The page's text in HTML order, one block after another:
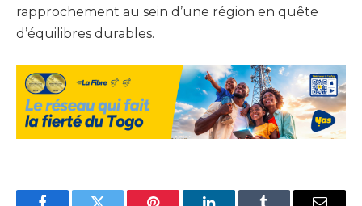
rapprochement au sein d’une région en quête
d’équilibres durables.